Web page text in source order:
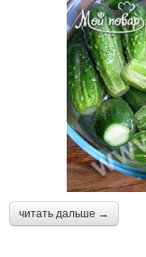
читать дальше →